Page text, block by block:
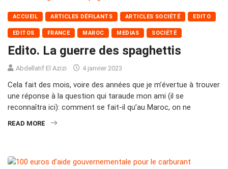
ACCUEIL ARTICLES DÉFILANTS ARTICLES SOCIÉTÉ EDITO
EDITOS FRANCE MAROC MEDIAS SOCIÉTÉ
Edito. La guerre des spaghettis
Abdellatif El Azizi 4 janvier 2023
Cela fait des mois, voire des années que je m’évertue à trouver
une réponse à la question qui taraude mon ami (il se
reconnaîtra ici): comment se fait-il qu’au Maroc, on ne
READ MORE